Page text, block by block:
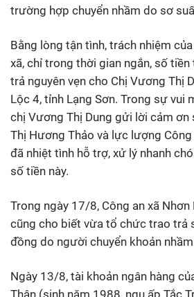
trường hợp chuyển nhầm do sơ
Bằng lòng tận tình, trách nhiệm
xã, chỉ trong thời gian ngắn, số
trả nguyên vẹn cho Chị Vương Thị
Lộc 4, tỉnh Lạng Sơn. Trong sự vui
chị Vương Thị Dung gửi lời cảm ơn
Thị Hương Thảo và lực lượng Công
đã nhiệt tình hỗ trợ, xử lý nhanh
số tiền này.
Trong ngày 17/8, Công an xã Nhơn
cũng cho biết vừa tổ chức trao trả
đồng do người chuyển khoản
Ngày 13/8, tài khoản ngân hàng
Thân (sinh năm 1988, ngụ ấp Tắc